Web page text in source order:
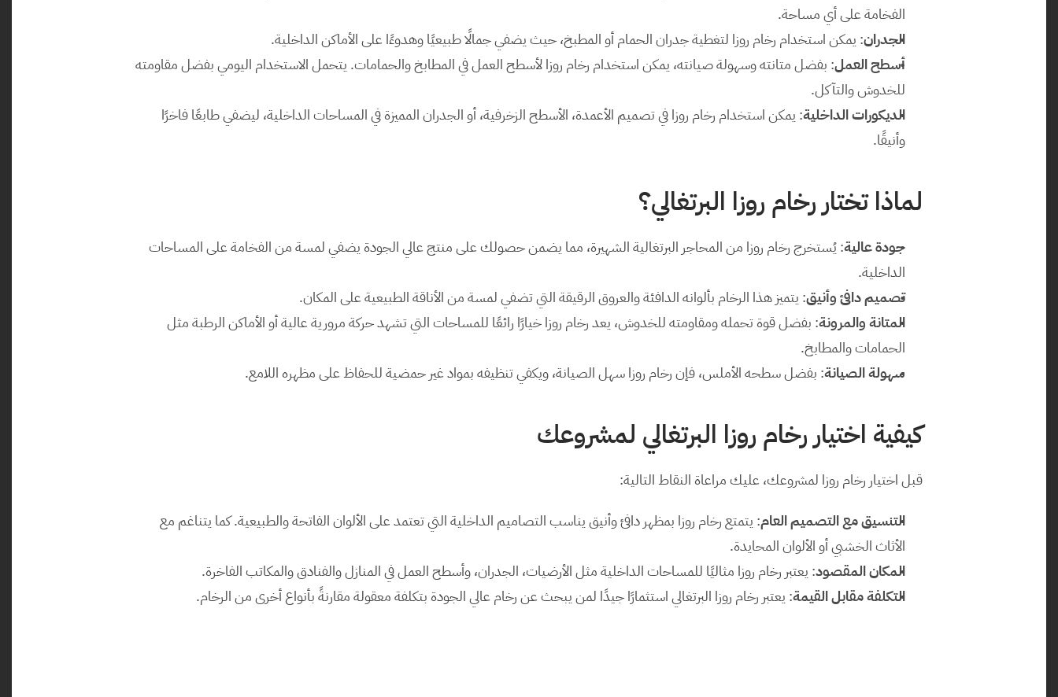
الفخامة على أي مساحة.
الجدران: يمكن استخدام رخام روزا لتغطية جدران الحمام أو المطبخ، حيث يضفي جمالًا طبيعيًا وهدوءًا على الأماكن الداخلية.
أسطح العمل
للخدوش والتآكل.
الديكورات الداخلية
وأنيقًا.
لماذا تختار رخام روزا البرتغالي؟
جودة عالية
الداخلية.
تصميم دافئ وأنيق: يتميز هذا الرخام بألوانه الدافئة والعروق الرقيقة التي تضفي لمسة من الأناقة الطبيعية على المكان.
المتانة والمرونة
الحمامات والمطابخ.
سهولة الصيانة: بفضل سطحه الأملس، فإن رخام روزا سهل الصيانة، ويكفي تنظيفه بمواد غير حمضية للحفاظ على مظهره اللامع.
كيفية اختيار رخام روزا البرتغالي لمشروعك
قبل اختيار رخام روزا لمشروعك، عليك مراعاة النقاط التالية:
التنسيق مع التصميم العام
الأثاث الخشبي أو الألوان المحايدة.
المكان المقصود: يعتبر رخام روزا مثاليًا للمساحات الداخلية مثل الأرضيات، الجدران، وأسطح العمل في المنازل والفنادق والمكاتب الفاخرة.
التكلفة مقابل القيمة: يعتبر رخام روزا البرتغالي استثمارًا جيدًا لمن يبحث عن رخام عالي الجودة بتكلفة معقولة مقارنةً بأنواع أخرى من الرخام.